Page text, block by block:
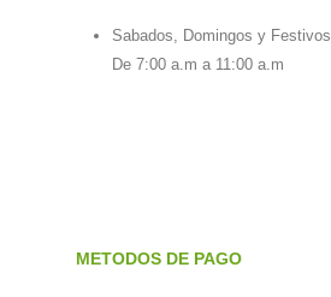
Sabados, Domingos y Festivos
De 7:00 a.m a 11:00 a.m
METODOS DE PAGO